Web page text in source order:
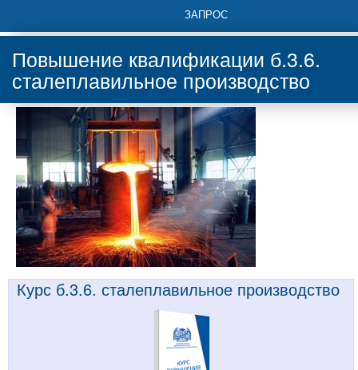
ЗАПРОС
Повышение квалификации б.3.6.
сталеплавильное производство
Курс б.3.6. сталеплавильное производство